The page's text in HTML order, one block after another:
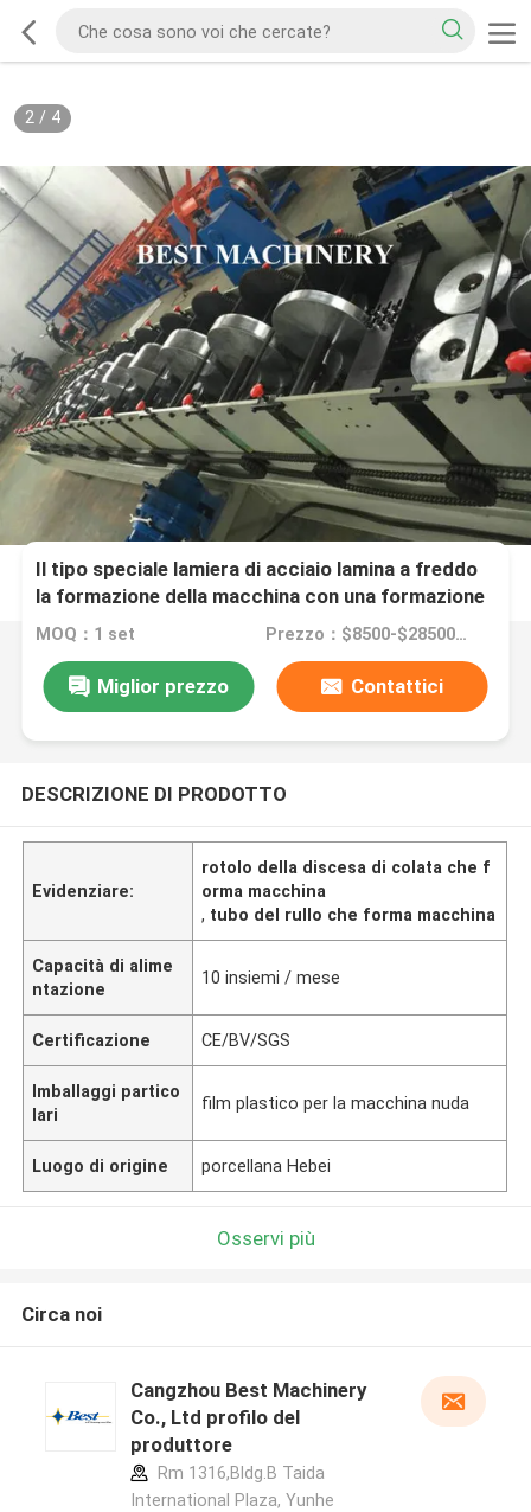
2/ 4
Il tipo speciale lamiera di acciaio lamina a freddo
la formazione della macchina con una formazione
di 13 rulli
MOQ：1 set Prezzo：$8500-$28500/ set
Miglior prezzo Contattici
DESCRIZIONE DI PRODOTTO
Evidenziare:
rotolo della discesa di colata che f
orma macchina
, tubo del rullo che forma macchina
Capacità di alime
ntazione
10 insiemi / mese
Certificazione CE/BV/SGS
Imballaggi partico
lari
film plastico per la macchina nuda
Luogo di origine porcellana Hebei
Osservi più
Circa noi
Cangzhou Best Machinery
Co., Ltd profilo del
produttore
Rm 1316,Bldg.B Taida
International Plaza, Yunhe